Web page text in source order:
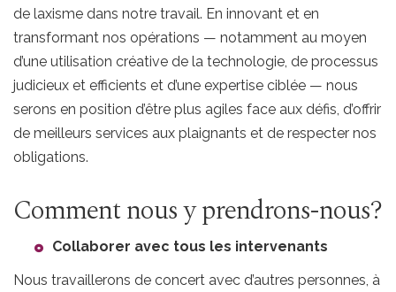
de laxisme dans notre travail. En innovant et en
transformant nos opérations — notamment au moyen
d’une utilisation créative de la technologie, de processus
judicieux et efficients et d’une expertise ciblée — nous
serons en position d’être plus agiles face aux défis, d’offrir
de meilleurs services aux plaignants et de respecter nos
obligations.
Comment nous y prendrons-nous?
Collaborer avec tous les intervenants
Nous travaillerons de concert avec d’autres personnes, à